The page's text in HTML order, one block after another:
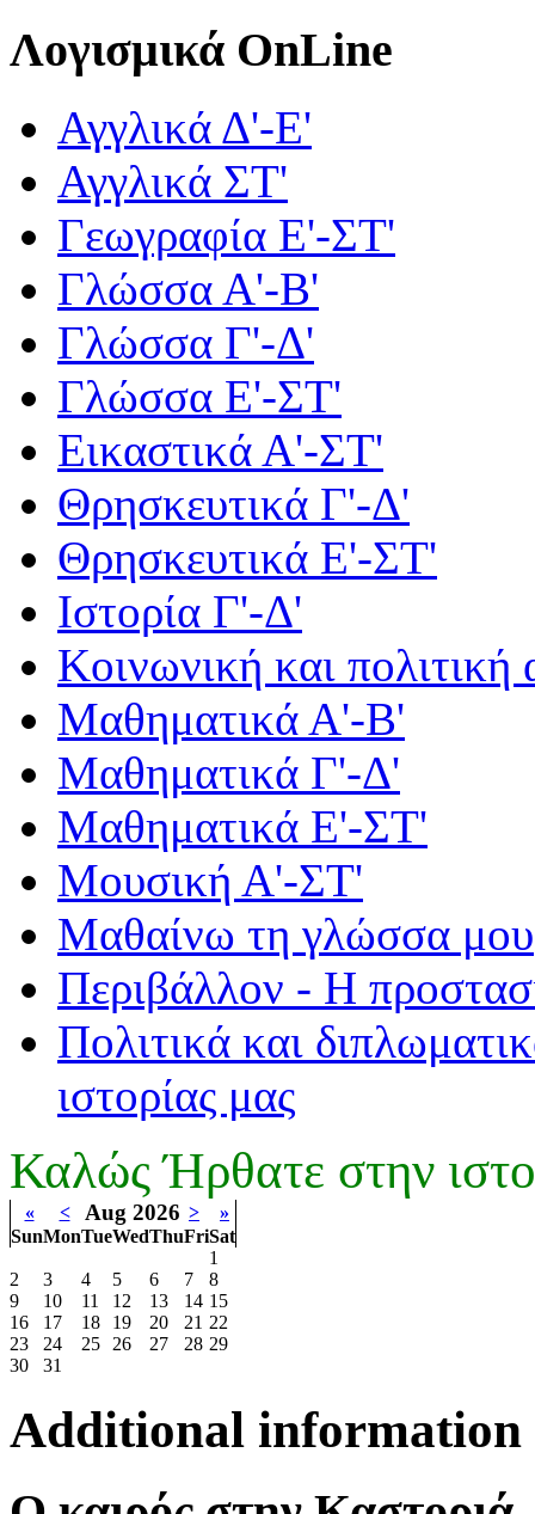
Λογισμικά OnLine
Αγγλικά Δ'-Ε'
Αγγλικά ΣΤ'
Γεωγραφία Ε'-ΣΤ'
Γλώσσα Α'-Β'
Γλώσσα Γ'-Δ'
Γλώσσα Ε'-ΣΤ'
Εικαστικά Α'-ΣΤ'
Θρησκευτικά Γ'-Δ'
Θρησκευτικά Ε'-ΣΤ'
Ιστορία Γ'-Δ'
Κοινωνική και πολιτική
Μαθηματικά Α'-Β'
Μαθηματικά Γ'-Δ'
Μαθηματικά Ε'-ΣΤ'
Μουσική Α'-ΣΤ'
Μαθαίνω τη γλώσσα μου
Περιβάλλον - Η
Πολιτικά και
ιστορίας μας
Καλώς Ήρθατε στην
« < Aug 2026 >
»
SunMonTueWedThuFriSat
1
2
3 4 5 6 7
8
9
10 11 12 13 14 15
16
17 18 19 20 21 22
23
24 25 26 27 28 29
30
31
Additional information